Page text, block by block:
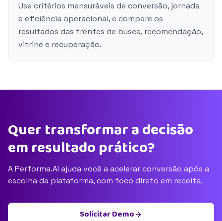
Use critérios mensuráveis de conversão, jornada
e eficiência operacional, e compare os
resultados das frentes de busca, recomendação,
vitrine e recuperação.
Quer transformar a decisão
em resultado prático?
A Performa.AI ajuda você a acelerar conversão após a
escolha da plataforma, com foco direto em receita.
Solicitar Demo